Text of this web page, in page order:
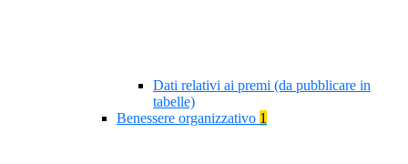
Dati relativi ai premi (da pubblicare in
tabelle)
Benessere organizzativo 1